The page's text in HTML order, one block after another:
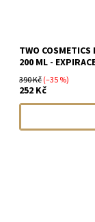
TWO
200 ML -
390 Kč(–35 %)
252 Kč